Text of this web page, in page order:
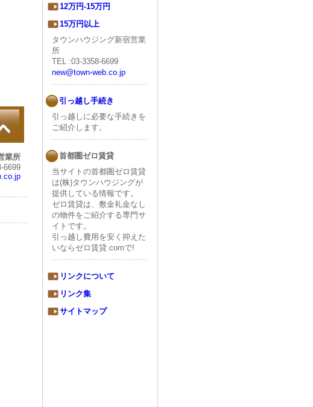
業所
6699
12万円-15万円
15万円以上
タウンハウジング新宿営業
所
TEL :03-3358-6699
new@town-web.co.jp
引っ越し手続き
引っ越しに必要な手続きを
ご紹介します。
首都圏ゼロ賃貸
当サイトの首都圏ゼロ賃貸
は(株)タウンハウジングが
提供している情報です。
ゼロ賃貸は、敷金礼金なし
の物件をご紹介する専門サ
イトです。
引っ越し費用を安く抑えた
いならゼロ賃貸.comで!
リンクについて
リンク集
サイトマップ